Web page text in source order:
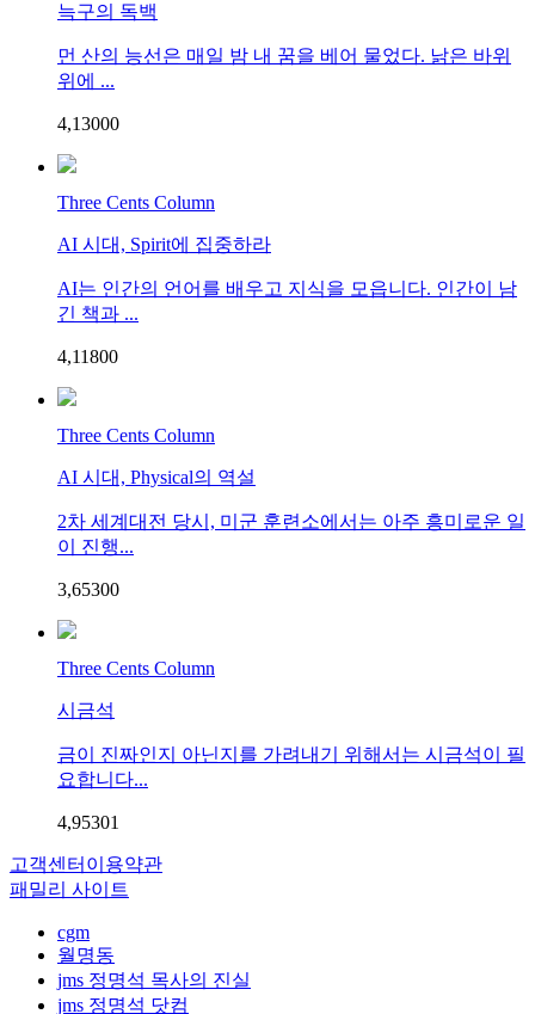
늑구의 독백
먼 산의 능선은 매일 밤 내 꿈을 베어 물었다. 낡은 바위
위에 ...
4,13000
Three Cents Column
AI 시대, Spirit에 집중하라
AI는 인간의 언어를 배우고 지식을 모읍니다. 인간이 남
긴 책과 ...
4,11800
Three Cents Column
AI 시대, Physical의 역설
2차 세계대전 당시, 미군 훈련소에서는 아주 흥미로운 일
이 진행...
3,65300
Three Cents Column
시금석
금이 진짜인지 아닌지를 가려내기 위해서는 시금석이 필
요합니다...
4,95301
고객센터 이용약관
패밀리 사이트
cgm
월명동
jms 정명석 목사의 진실
jms 정명석 닷컴